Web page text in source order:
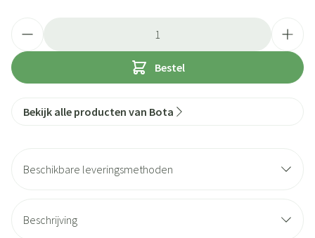
Bestel
Bekijk alle producten van Bota
Beschikbare leveringsmethoden
Beschrijving